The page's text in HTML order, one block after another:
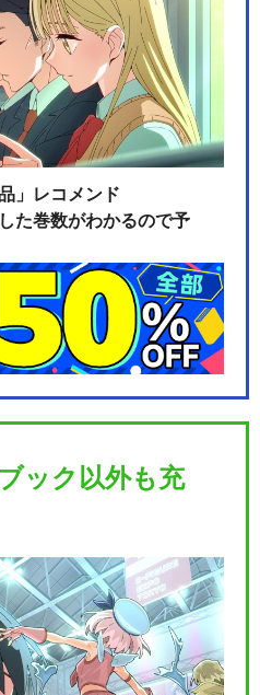
」レコメンド
た巻数がわかるので予
ック以外も充